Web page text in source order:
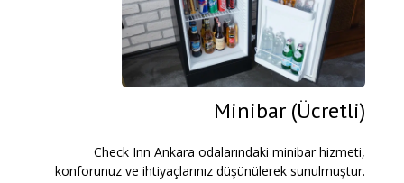
Minibar (Ücretli)
Check Inn Ankara odalarındaki minibar hizmeti,
konforunuz ve ihtiyaçlarınız düşünülerek sunulmuştur.